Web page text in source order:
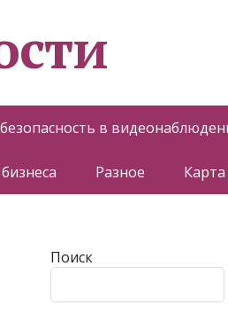
в
Разное Карта
Поиск